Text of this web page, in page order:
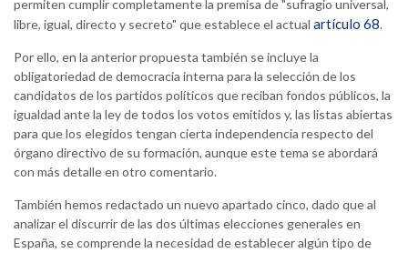
permiten cumplir completamente la premisa de "sufragio universal,
libre, igual, directo y secreto" que establece el actual artículo 68.
Por ello, en la anterior propuesta también se incluye la
obligatoriedad de democracia interna para la selección de los
candidatos de los partidos políticos que reciban fondos públicos, la
igualdad ante la ley de todos los votos emitidos y, las listas abiertas
para que los elegidos tengan cierta independencia respecto del
órgano directivo de su formación, aunque este tema se abordará
con más detalle en otro comentario.
También hemos redactado un nuevo apartado cinco, dado que al
analizar el discurrir de las dos últimas elecciones generales en
España, se comprende la necesidad de establecer algún tipo de